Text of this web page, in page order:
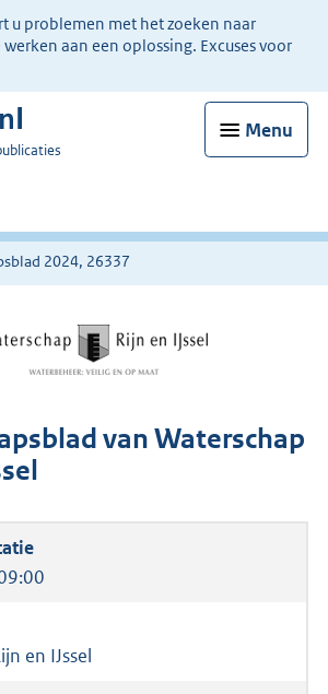
u problemen met het zoeken naar
aan een oplossing. Excuses voor
Menu
2024, 26337
van Waterschap
en IJssel